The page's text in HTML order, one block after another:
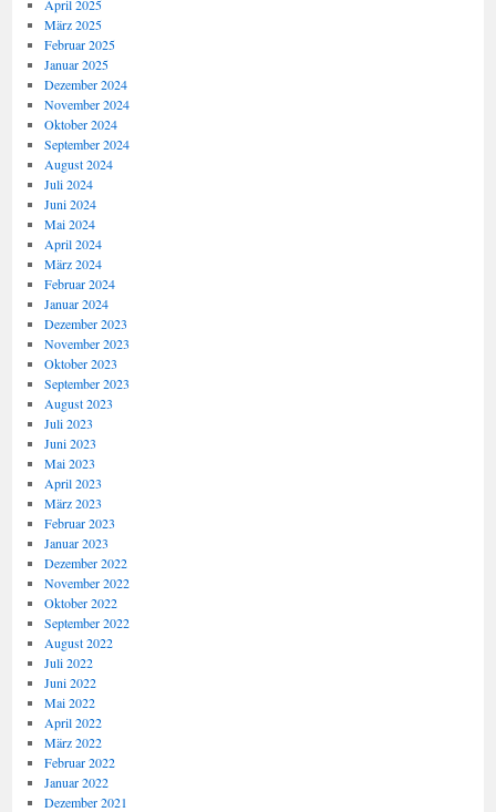
April 2025
März 2025
Februar 2025
Januar 2025
Dezember 2024
November 2024
Oktober 2024
September 2024
August 2024
Juli 2024
Juni 2024
Mai 2024
April 2024
März 2024
Februar 2024
Januar 2024
Dezember 2023
November 2023
Oktober 2023
September 2023
August 2023
Juli 2023
Juni 2023
Mai 2023
April 2023
März 2023
Februar 2023
Januar 2023
Dezember 2022
November 2022
Oktober 2022
September 2022
August 2022
Juli 2022
Juni 2022
Mai 2022
April 2022
März 2022
Februar 2022
Januar 2022
Dezember 2021